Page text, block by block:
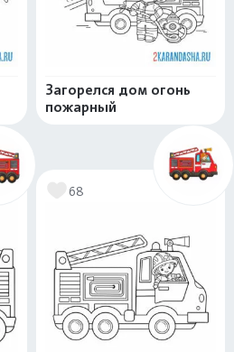
Загорелся дом огонь
пожарный
68